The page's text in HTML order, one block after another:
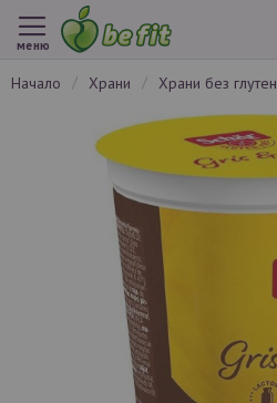
меню
начало храни храни без глутен